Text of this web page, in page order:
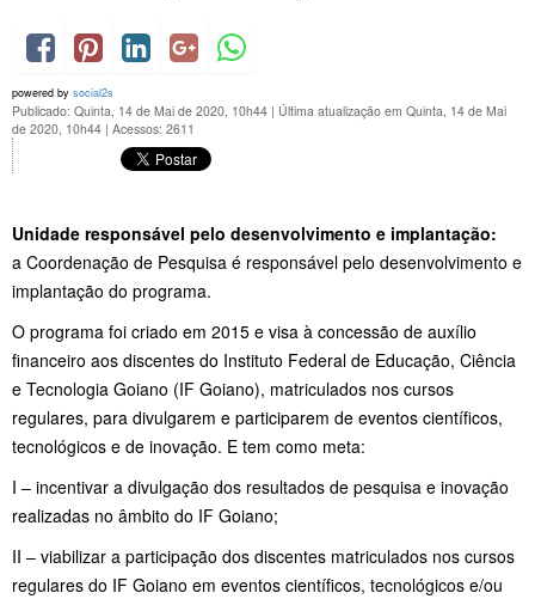
powered by social2s
Publicado: Quinta, 14 de Mai de 2020, 10h44 | Última atualização em Quinta, 14 de Mai
de 2020, 10h44 | Acessos: 2611
Unidade responsável pelo desenvolvimento e implantação:
a Coordenação de Pesquisa é responsável pelo desenvolvimento e
implantação do programa.
O programa foi criado em 2015 e visa à concessão de auxílio
financeiro aos discentes do Instituto Federal de Educação, Ciência
e Tecnologia Goiano (IF Goiano), matriculados nos cursos
regulares, para divulgarem e participarem de eventos científicos,
tecnológicos e de inovação. E tem como meta:
I – incentivar a divulgação dos resultados de pesquisa e inovação
realizadas no âmbito do IF Goiano;
II – viabilizar a participação dos discentes matriculados nos cursos
regulares do IF Goiano em eventos científicos, tecnológicos e/ou